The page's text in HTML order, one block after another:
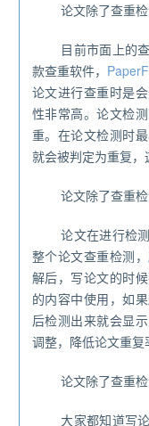
论文除了查重
目前市面上的
款查重软件，
论文进行查重时是
性非常高。论文检
重。在论文检测时
就会被判定为重复，
论文除了查重
论文在进行检
整个论文查重检测
解后，写论文的时
的内容中使用，如
后检测出来就会显
调整，降低论文重复
论文除了查重
大家都知道写